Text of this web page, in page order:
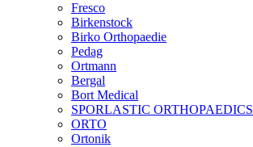
Fresco
Birkenstock
Birko Orthopaedie
Pedag
Ortmann
Bergal
Bort Medical
SPORLASTIC ORTHOPAEDICS
ORTO
Ortonik